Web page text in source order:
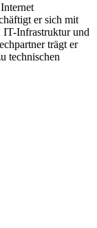
er sich mit
IT-Infrastruktur und
trägt er
technischen